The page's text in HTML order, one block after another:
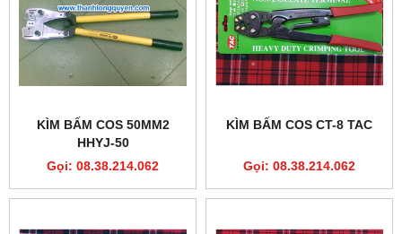
KÌM BẤM COS 50MM2
HHYJ-50
Gọi: 08.38.214.062
KÌM BẤM COS CT-8 TAC
Gọi: 08.38.214.062